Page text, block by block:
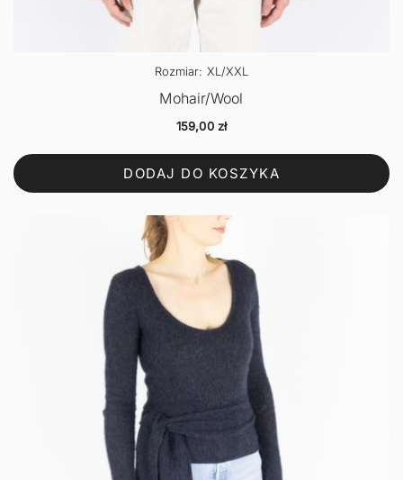
Rozmiar: XL/XXL
Mohair/Wool
159,00 zł
DODAJ DO KOSZYKA